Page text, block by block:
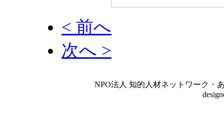
< 前へ
次へ >
NPO法人 知的人材ネットワーク・